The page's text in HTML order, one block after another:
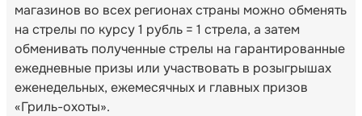
магазинов во всех регионах страны можно обменять
на стрелы по курсу 1 рубль = 1 стрела, а затем
обменивать полученные стрелы на гарантированные
ежедневные призы или участвовать в розыгрышах
еженедельных, ежемесячных и главных призов
«Гриль-охоты».